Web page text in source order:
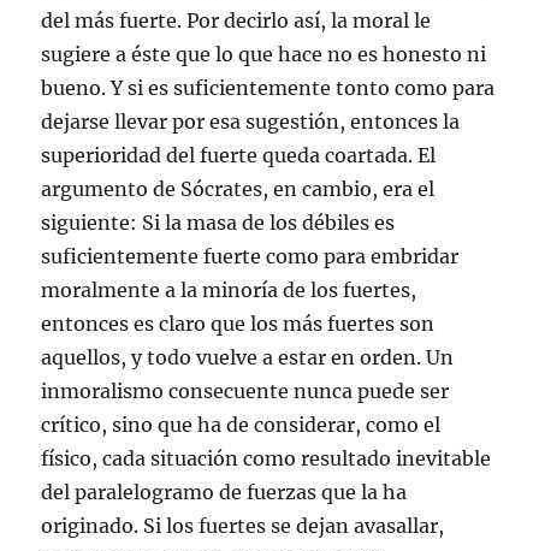
del más fuerte. Por decirlo así, la moral le
sugiere a éste que lo que hace no es honesto ni
bueno. Y si es suficientemente tonto como para
dejarse llevar por esa sugestión, entonces la
superioridad del fuerte queda coartada. El
argumento de Sócrates, en cambio, era el
siguiente: Si la masa de los débiles es
suficientemente fuerte como para embridar
moralmente a la minoría de los fuertes,
entonces es claro que los más fuertes son
aquellos, y todo vuelve a estar en orden. Un
inmoralismo consecuente nunca puede ser
crítico, sino que ha de considerar, como el
físico, cada situación como resultado inevitable
del paralelogramo de fuerzas que la ha
originado. Si los fuertes se dejan avasallar,